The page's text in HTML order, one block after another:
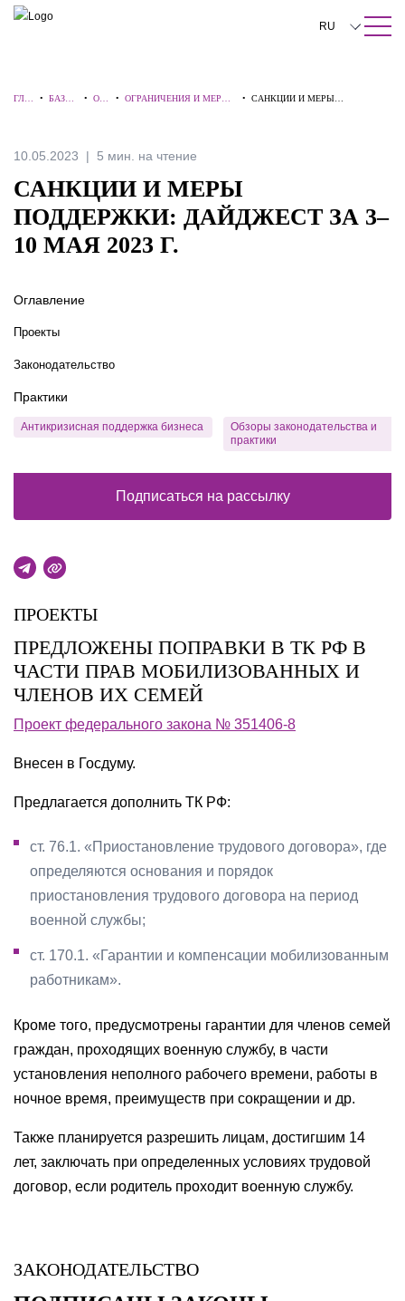
ПОИСК ПО САЙТУ Закрыть
RU
中文
Italiano
ГЛА
• БАЗА
• ОБЗ
•ОГРАНИЧЕНИЯ И МЕРЫ
•САНКЦИИ И МЕРЫ
10.05.2023 5 мин. на чтение
САНКЦИИ И МЕРЫ
ПОДДЕРЖКИ: ДАЙДЖЕСТ ЗА 3–
10 МАЯ 2023 Г.
ПРОЕКТЫ
ПРЕДЛОЖЕНЫ ПОПРАВКИ В ТК РФ В
ЧАСТИ ПРАВ МОБИЛИЗОВАННЫХ И
ЧЛЕНОВ ИХ СЕМЕЙ
Проект федерального закона № 351406-8
Внесен в Госдуму.
Предлагается дополнить ТК РФ:
ст. 76.1. «Приостановление трудового договора», где
определяются основания и порядок
приостановления трудового договора на период
военной службы;
ст. 170.1. «Гарантии и компенсации мобилизованным
работникам».
Кроме того, предусмотрены гарантии для членов семей
граждан, проходящих военную службу, в части
установления неполного рабочего времени, работы в
ночное время, преимуществ при сокращении и др.
Также планируется разрешить лицам, достигшим 14
лет, заключать при определенных условиях трудовой
договор, если родитель проходит военную службу.
ЗАКОНОДАТЕЛЬСТВО
Оглавление
Проекты
Законодательство
Практики
Антикризисная поддержка бизнеса
Обзоры законодательства и
практики
Подписаться на рассылку